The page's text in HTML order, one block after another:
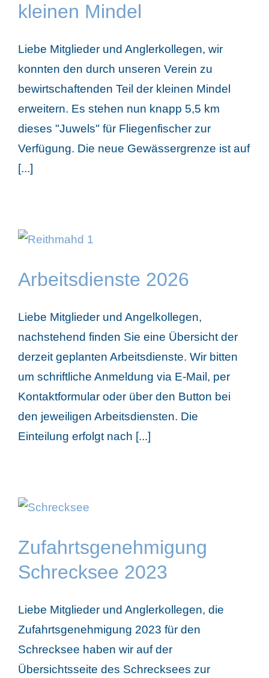
kleinen Mindel
Liebe Mitglieder und Anglerkollegen, wir
konnten den durch unseren Verein zu
bewirtschaftenden Teil der kleinen Mindel
erweitern. Es stehen nun knapp 5,5 km
dieses "Juwels" für Fliegenfischer zur
Verfügung. Die neue Gewässergrenze ist auf
[...]
Arbeitsdienste 2026
Liebe Mitglieder und Angelkollegen,
nachstehend finden Sie eine Übersicht der
derzeit geplanten Arbeitsdienste. Wir bitten
um schriftliche Anmeldung via E-Mail, per
Kontaktformular oder über den Button bei
den jeweiligen Arbeitsdiensten. Die
Einteilung erfolgt nach [...]
Zufahrtsgenehmigung
Schrecksee 2023
Liebe Mitglieder und Anglerkollegen, die
Zufahrtsgenehmigung 2023 für den
Schrecksee haben wir auf der
Übersichtsseite des Schrecksees zur